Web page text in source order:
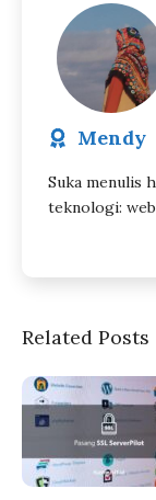
Mendy
Suka menulis
teknologi:
Related Posts